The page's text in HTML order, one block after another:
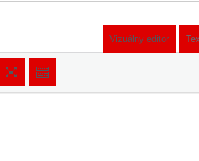
Vizuálny editor